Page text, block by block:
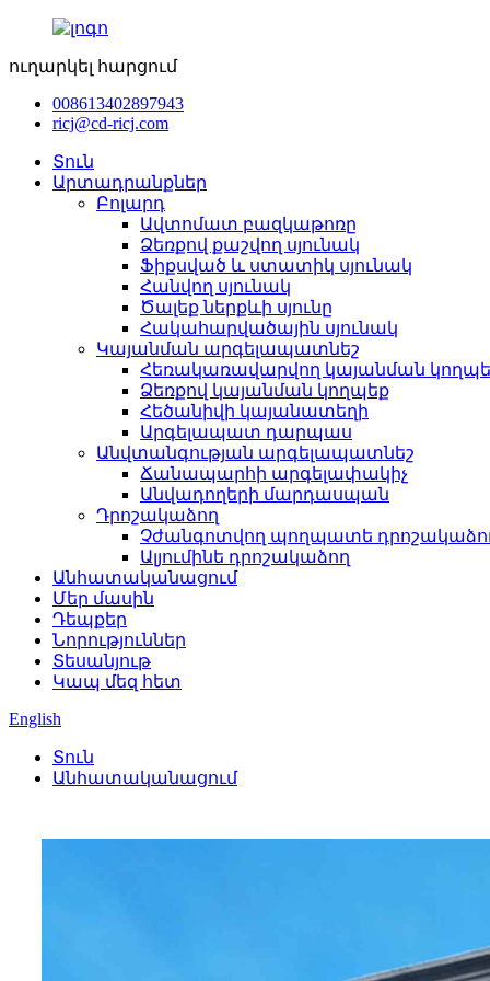
ուղարկել հարցում
008613402897943
ricj@cd-ricj.com
Տուն
Արտադրանքներ
Բոլարդ
Ավտոմատ բազկաթոռը
Ձեռքով քաշվող սյունակ
Ֆիքսված և ստատիկ սյունակ
Հանվող սյունակ
Ծալեք ներքևի սյունը
Հակահարվածային սյունակ
Կայանման արգելապատնեշ
Հեռակառավարվող կայանման
Ձեռքով կայանման կողպեք
Հեծանիվի կայանատեղի
Արգելապատ դարպաս
Անվտանգության արգելապատնեշ
Ճանապարհի արգելափակիչ
Անվադողերի մարդասպան
Դրոշակաձող
Չժանգոտվող պողպատե
Ալյումինե դրոշակաձող
Անհատականացում
Մեր մասին
Դեպքեր
Նորություններ
Տեսանյութ
Կապ մեզ հետ
English
Տուն
Անհատականացում